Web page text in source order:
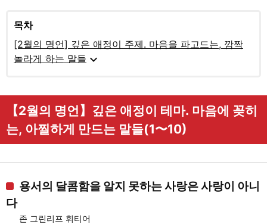
목차
[2월의 명언] 깊은 애정이 주제. 마음을 파고드는, 깜짝
놀라게 하는 말들 expand_more
【2월의 명언】깊은 애정이 테마. 마음에 꽂히
는, 아찔하게 만드는 말들(1〜10)
용서의 달콤함을 알지 못하는 사랑은 사랑이 아니
다
존 그린리프 휘티어